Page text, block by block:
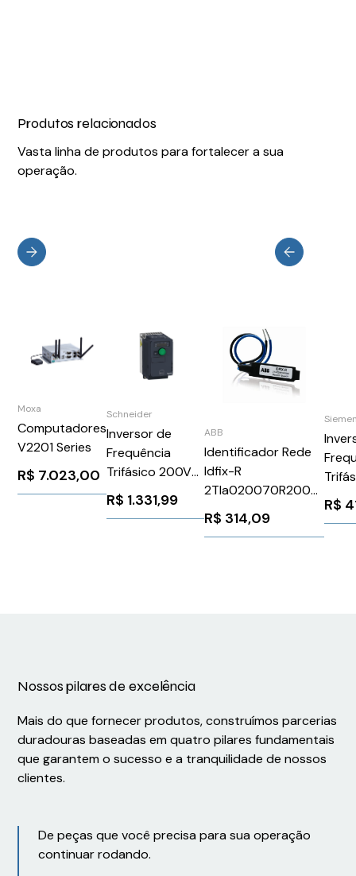
Produtos relacionados
Vasta linha de produtos para fortalecer a sua
operação.
Moxa
Computadores
V2201 Series
R$ 7.023,00
Schneider
Inversor de
Frequência
Trifásico 200V
2A 0,25CV
Schneider
R$ 1.331,99
ABB
Identificador Rede
Idfix-R
2Tla020070R2000
IDFIXR - ABB
2TLA020070R2000
R$ 314,09
R$
Nossos pilares de excelência
Mais do que fornecer produtos, construímos parcerias
duradouras baseadas em quatro pilares fundamentais
que garantem o sucesso e a tranquilidade de nossos
clientes.
De peças que você precisa para sua operação
continuar rodando.